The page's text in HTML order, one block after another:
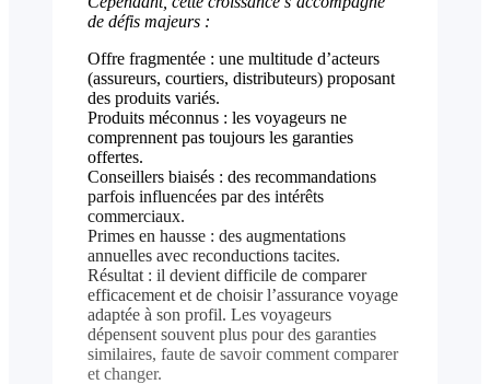
de défis majeurs :
Offre fragmentée : une multitude d’acteurs
(assureurs, courtiers, distributeurs) proposant
des produits variés.
Produits méconnus : les voyageurs ne
comprennent pas toujours les garanties
offertes.
Conseillers biaisés : des recommandations
parfois influencées par des intérêts
commerciaux.
Primes en hausse : des augmentations
annuelles avec reconductions tacites.
Résultat : il devient difficile de comparer
efficacement et de choisir l’assurance voyage
adaptée à son profil. Les voyageurs
dépensent souvent plus pour des garanties
similaires, faute de savoir comment comparer
et changer.